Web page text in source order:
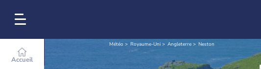
Accueil
Météo Royaume-Uni Angleterre Neston